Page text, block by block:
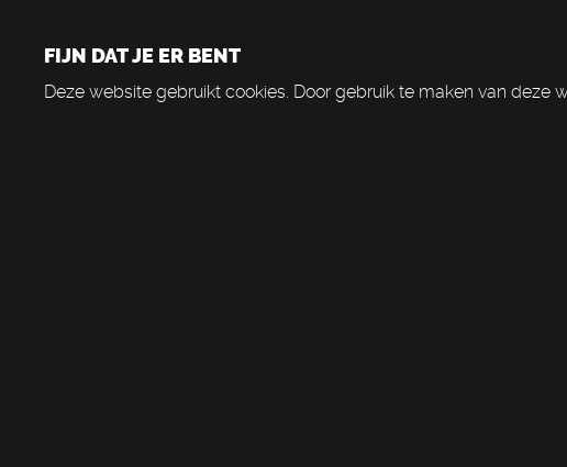
FIJN DAT JE ER BENT
Deze website gebruikt cookies. Door gebruik te maken van deze